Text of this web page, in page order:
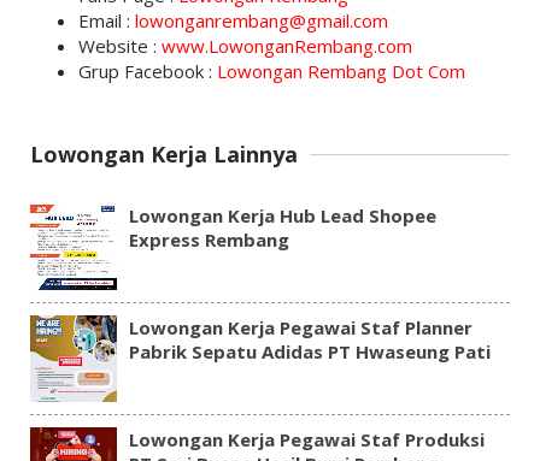
Email : lowonganrembang@gmail.com
Website : www.LowonganRembang.com
Grup Facebook : Lowongan Rembang Dot Com
Lowongan Kerja Lainnya
Lowongan Kerja Hub Lead Shopee
Express Rembang
Lowongan Kerja Pegawai Staf Planner
Pabrik Sepatu Adidas PT Hwaseung Pati
Lowongan Kerja Pegawai Staf Produksi